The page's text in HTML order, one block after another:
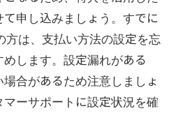
申し込みましょう。すでに
方は、支払い方法の設定を忘
します。設定漏れがある
合があるため注意しましょ
ーサポートに設定状況を確